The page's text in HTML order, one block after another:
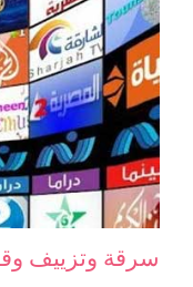
سرقة وتزييف